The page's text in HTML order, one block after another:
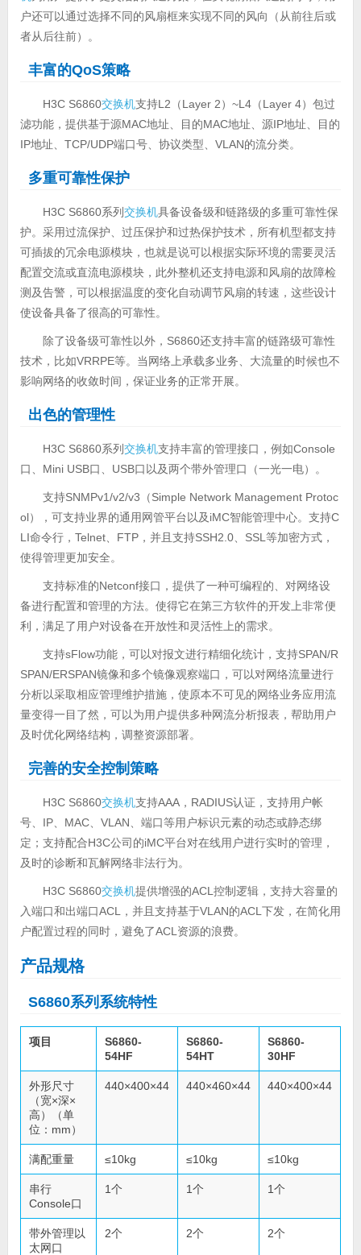
户还可以通过选择不同的风扇框来实现不同的风向（从前往后或
者从后往前）。
丰富的QoS策略
H3C S6860交换机支持L2（Layer 2）~L4（Layer 4）包过
滤功能，提供基于源MAC地址、目的MAC地址、源IP地址、目的
IP地址、TCP/UDP端口号、协议类型、VLAN的流分类。
多重可靠性保护
H3C S6860系列交换机具备设备级和链路级的多重可靠性保
护。采用过流保护、过压保护和过热保护技术，所有机型都支持
可插拔的冗余电源模块，也就是说可以根据实际环境的需要灵活
配置交流或直流电源模块，此外整机还支持电源和风扇的故障检
测及告警，可以根据温度的变化自动调节风扇的转速，这些设计
使设备具备了很高的可靠性。
除了设备级可靠性以外，S6860还支持丰富的链路级可靠性
技术，比如VRRPE等。当网络上承载多业务、大流量的时候也不
影响网络的收敛时间，保证业务的正常开展。
出色的管理性
H3C S6860系列交换机支持丰富的管理接口，例如Console
口、Mini USB口、USB口以及两个带外管理口（一光一电）。
支持SNMPv1/v2/v3（Simple Network Management Protoc
ol），可支持业界的通用网管平台以及iMC智能管理中心。支持C
LI命令行，Telnet、FTP，并且支持SSH2.0、SSL等加密方式，
使得管理更加安全。
支持标准的Netconf接口，提供了一种可编程的、对网络设
备进行配置和管理的方法。使得它在第三方软件的开发上非常便
利，满足了用户对设备在开放性和灵活性上的需求。
支持sFlow功能，可以对报文进行精细化统计，支持SPAN/R
SPAN/ERSPAN镜像和多个镜像观察端口，可以对网络流量进行
分析以采取相应管理维护措施，使原本不可见的网络业务应用流
量变得一目了然，可以为用户提供多种网流分析报表，帮助用户
及时优化网络结构，调整资源部署。
完善的安全控制策略
H3C S6860交换机支持AAA，RADIUS认证，支持用户帐
号、IP、MAC、VLAN、端口等用户标识元素的动态或静态绑
定；支持配合H3C公司的iMC平台对在线用户进行实时的管理，
及时的诊断和瓦解网络非法行为。
H3C S6860交换机提供增强的ACL控制逻辑，支持大容量的
入端口和出端口ACL，并且支持基于VLAN的ACL下发，在简化用
户配置过程的同时，避免了ACL资源的浪费。
产品规格
S6860系列系统特性
项目
S6860-
54HF
S6860-
54HT
S6860-
30HF
外形尺寸
（宽×深×
高）（单
位：mm）
440×400×44 440×460×44 440×400×44
满配重量 ≤10kg ≤10kg ≤10kg
串行
Console口
1个 1个 1个
带外管理以
太网口
2个 2个 2个